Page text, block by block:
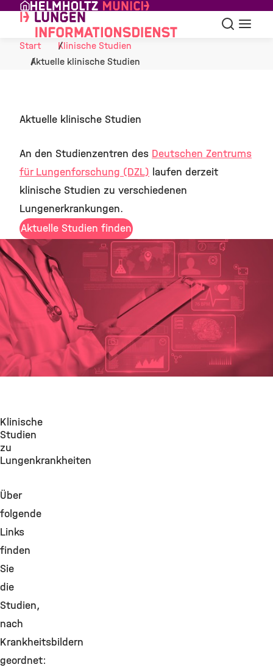
Skip to Content
Suche
Start
Klinische Studien
Aktuelle klinische Studien
Aktuelle klinische Studien
An den Studienzentren des Deutschen Zentrums
für Lungenforschung (DZL) laufen derzeit
klinische Studien zu verschiedenen
Lungenerkrankungen.
Aktuelle Studien finden
Klinische
Studien
zu
Lungenkrankheiten
Über
folgende
Links
finden
Sie
die
Studien,
nach
Krankheitsbildern
geordnet: